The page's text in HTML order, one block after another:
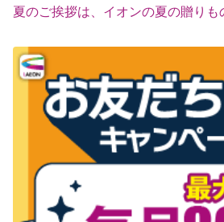
夏のご挨拶は、イオンの夏の贈りも